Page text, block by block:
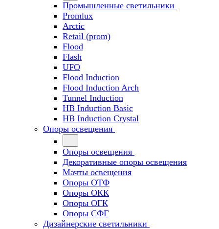
Промышленные светильники
Promlux
Arctic
Retail (prom)
Flood
Flash
UFO
Flood Induction
Flood Induction Arch
Tunnel Induction
HB Induction Basic
HB Induction Crystal
Опоры освещения
Опоры освещения
Декоративные опоры освещения
Мачты освещения
Опоры ОТФ
Опоры ОКК
Опоры ОГК
Опоры СФГ
Дизайнерские светильники